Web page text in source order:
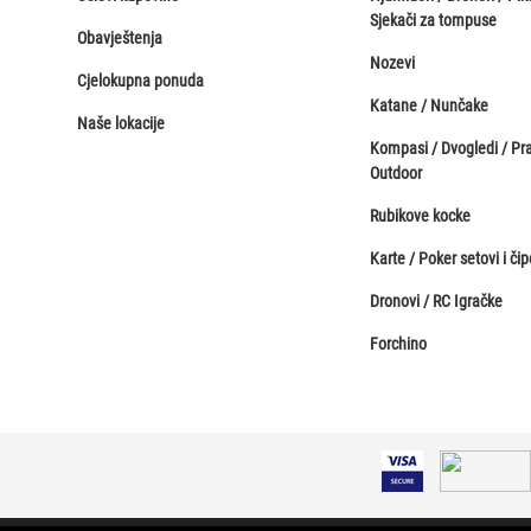
Obavještenja
Cjelokupna ponuda
Naše lokacije
Sjekači za tompuse
Nozevi
Katane / Nunčake
Kompasi / Dvogledi /
Outdoor
Rubikove kocke
Karte / Poker setovi i
Dronovi / RC Igračke
Forchino